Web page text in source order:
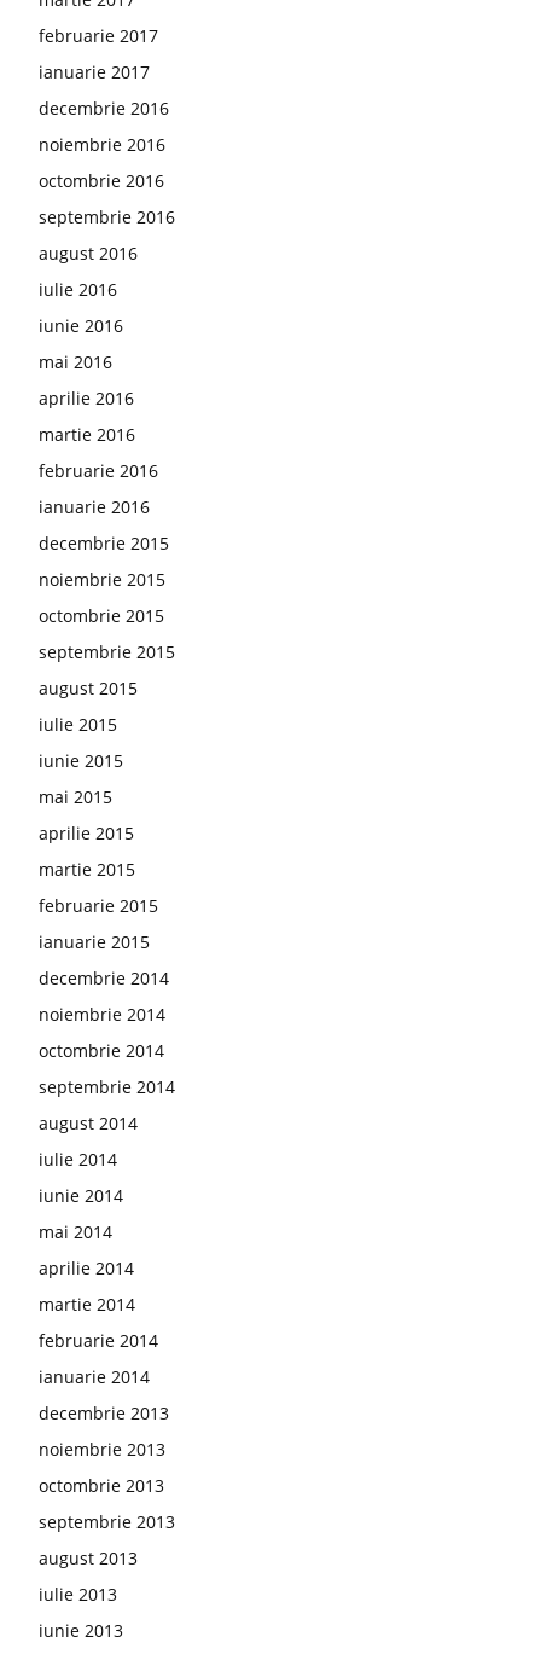
februarie 2017
ianuarie 2017
decembrie 2016
noiembrie 2016
octombrie 2016
septembrie 2016
august 2016
iulie 2016
iunie 2016
mai 2016
aprilie 2016
martie 2016
februarie 2016
ianuarie 2016
decembrie 2015
noiembrie 2015
octombrie 2015
septembrie 2015
august 2015
iulie 2015
iunie 2015
mai 2015
aprilie 2015
martie 2015
februarie 2015
ianuarie 2015
decembrie 2014
noiembrie 2014
octombrie 2014
septembrie 2014
august 2014
iulie 2014
iunie 2014
mai 2014
aprilie 2014
martie 2014
februarie 2014
ianuarie 2014
decembrie 2013
noiembrie 2013
octombrie 2013
septembrie 2013
august 2013
iulie 2013
iunie 2013